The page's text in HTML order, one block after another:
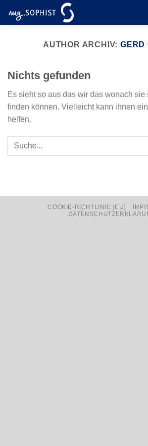
Inhalt
AUTHOR ARCHIV: GERD
Nichts gefunden
Es sieht so aus das wir das wonach sie
finden können. Vielleicht kann ihnen
helfen.
COOKIE-RICHTLINIE (EU)